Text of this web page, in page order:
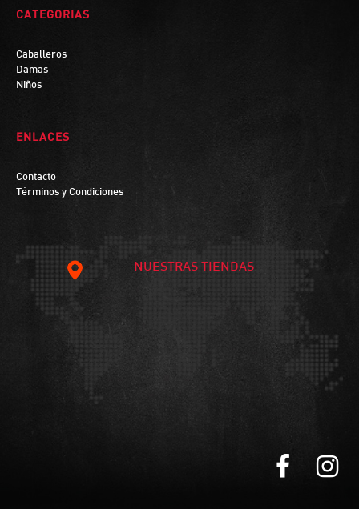
CATEGORIAS
Caballeros
Damas
Niños
ENLACES
Contacto
Términos y Condiciones
NUESTRAS TIENDAS